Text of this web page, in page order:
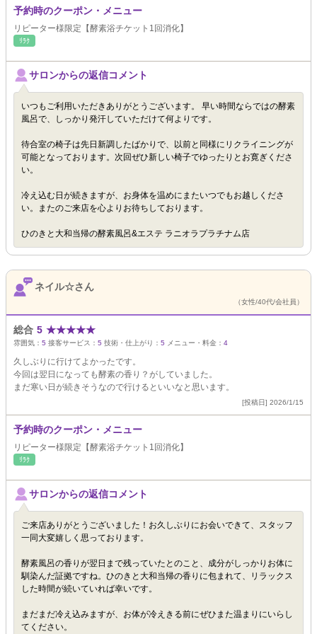
予約時のクーポン・メニュー
リピーター様限定【酵素浴チケット1回消化】
ﾘﾗｸ
サロンからの返信コメント
いつもご利用いただきありがとうございます。 早い時間ならではの酵素
風呂で、しっかり発汗していただけて何よりです。
待合室の椅子は先日新調したばかりで、以前と同様にリクライニングが
可能となっております。次回ぜひ新しい椅子でゆったりとお寛ぎくださ
い。
冷え込む日が続きますが、お身体を温めにまたいつでもお越しくださ
い。またのご来店を心よりお待ちしております。
ひのきと大和当帰の酵素風呂&エステ ラニオラプラチナム店
ネイル☆さん
（女性/40代/会社員）
総合 5 ★★★★★
雰囲気： 5 接客サービス： 5 技術・仕上がり： 5 メニュー・料金： 4
久しぶりに行けてよかったです。
今回は翌日になっても酵素の香り？がしていました。
まだ寒い日が続きそうなので行けるといいなと思います。
[投稿日] 2026/1/15
予約時のクーポン・メニュー
リピーター様限定【酵素浴チケット1回消化】
ﾘﾗｸ
サロンからの返信コメント
ご来店ありがとうございました！お久しぶりにお会いできて、スタッフ
一同大変嬉しく思っております。
酵素風呂の香りが翌日まで残っていたとのこと、成分がしっかりお体に
馴染んだ証拠ですね。ひのきと大和当帰の香りに包まれて、リラックス
した時間が続いていれば幸いです。
まだまだ冷え込みますが、お体が冷えきる前にぜひまた温まりにいらし
てください。